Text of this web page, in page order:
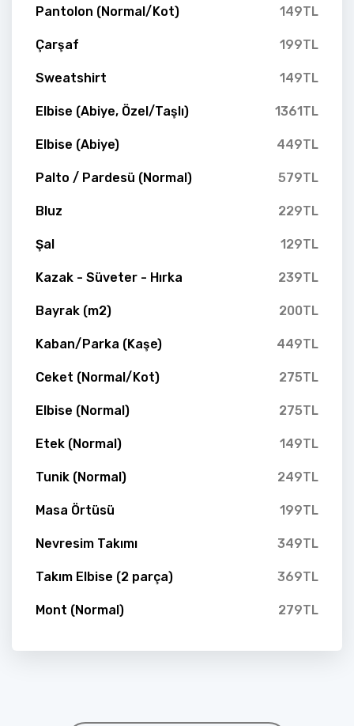
Pantolon (Normal/Kot) 149TL
Çarşaf 199TL
Sweatshirt 149TL
Elbise (Abiye, Özel/Taşlı) 1361TL
Elbise (Abiye) 449TL
Palto / Pardesü (Normal) 579TL
Bluz 229TL
Şal 129TL
Kazak - Süveter - Hırka 239TL
Bayrak (m2) 200TL
Kaban/Parka (Kaşe) 449TL
Ceket (Normal/Kot) 275TL
Elbise (Normal) 275TL
Etek (Normal) 149TL
Tunik (Normal) 249TL
Masa Örtüsü 199TL
Nevresim Takımı 349TL
Takım Elbise (2 parça) 369TL
Mont (Normal) 279TL